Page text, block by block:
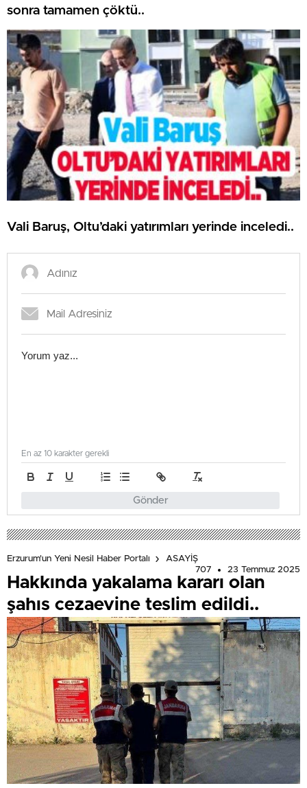
sonra tamamen çöktü..
Vali Baruş, Oltu’daki yatırımları yerinde inceledi..
Gönder
En az 10 karakter gerekli
Erzurum'un Yeni Nesil Haber Portalı
ASAYİŞ
707
23 Temmuz 2025
Hakkında yakalama kararı olan
şahıs cezaevine teslim edildi..